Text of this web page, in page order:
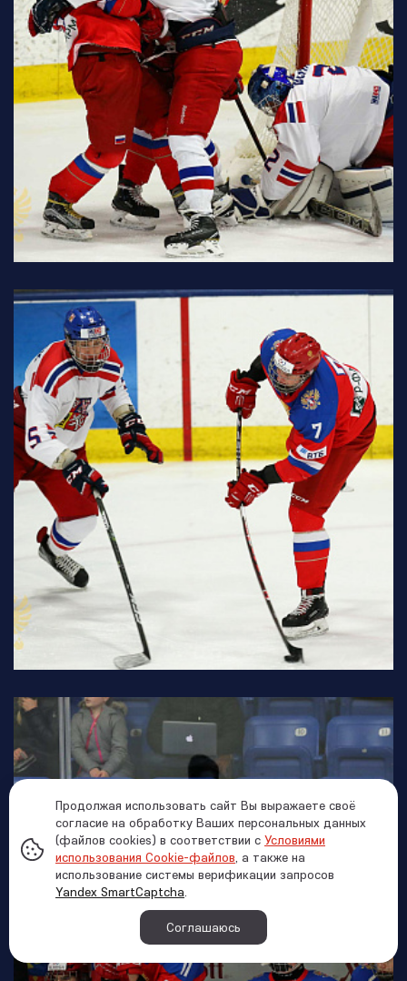
Продолжая использовать сайт Вы выражаете своё
согласие на обработку Ваших персональных данных
(файлов cookies) в соответствии с Условиями
использования Cookie-файлов, а также на
использование системы верификации запросов
Yandex SmartCaptcha.
Соглашаюсь